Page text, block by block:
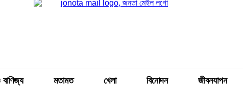
মতামত খেলা বিনোদন জীবনযাপন